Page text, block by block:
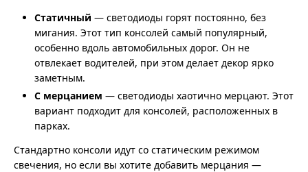
Статичный — светодиоды горят постоянно, без
мигания. Этот тип консолей самый популярный,
особенно вдоль автомобильных дорог. Он не
отвлекает водителей, при этом делает декор ярко
заметным.
С мерцанием — светодиоды хаотично мерцают. Этот
вариант подходит для консолей, расположенных в
парках.
Стандартно консоли идут со статическим режимом
свечения, но если вы хотите добавить мерцания —